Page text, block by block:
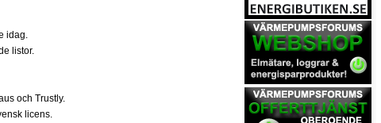
idag.
listor.
och Trustly.
licens.